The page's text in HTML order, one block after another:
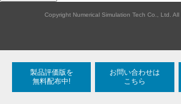
Copyright Numerical Simulation Tech Co., Ltd.
製品評価版を
無料配布中!
お問い合わせは
こちら